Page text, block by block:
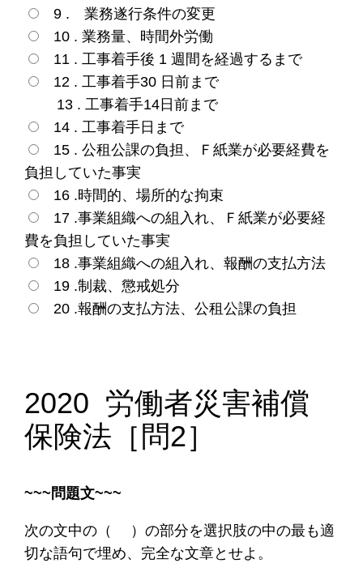
9 . 業務遂行条件の変更
10 . 業務量、時間外労働
11 . 工事着手後 1 週間を経過するまで
12 . 工事着手30 日前まで
13 . 工事着手14日前まで
14 . 工事着手日まで
15 . 公租公課の負担、Ｆ紙業が必要経費を
負担していた事実
16 .時間的、場所的な拘束
17 .事業組織への組入れ、Ｆ紙業が必要経
費を負担していた事実
18 .事業組織への組入れ、報酬の支払方法
19 .制裁、懲戒処分
20 .報酬の支払方法、公租公課の負担
2020 労働者災害補償
保険法 ［問2］
~~~問題文~~~
次の文中の（ ）の部分を選択肢の中の最も適
切な語句で埋め、完全な文章とせよ。